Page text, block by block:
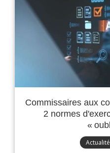
Commissaires aux
2 normes
«